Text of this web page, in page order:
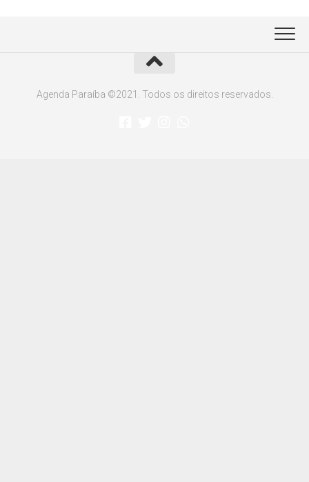
Agenda Paraíba ©2021. Todos os direitos reservados.